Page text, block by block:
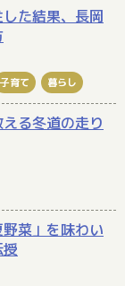
た結果、長岡
子育て 暮らし
る冬道の走り
菜」を味わい